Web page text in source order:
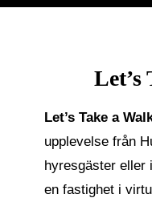
Let’s
Let’s Take a
upplevelse från
hyresgäster eller
en fastighet i